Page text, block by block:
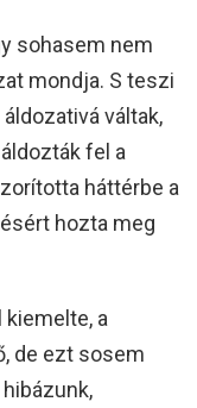
sohasem nem
mondja. S teszi
váltak,
fel a
háttérbe a
hozta meg
a
de ezt sosem